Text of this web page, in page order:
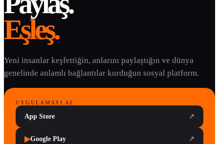
Eşleş.
Yeni insanlar keşfettiğin, anlarını paylaştığın ve dünya
genelinde anlamlı bağlantılar kurduğun sosyal platform.
UYGULAMAYI AL
App Store ↗
▶Google Play ↗